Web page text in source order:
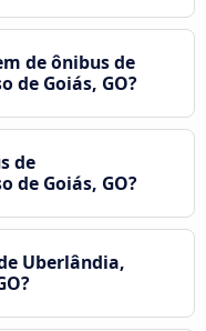
de ônibus de
de Goiás, GO?
de
de Goiás, GO?
Uberlândia,